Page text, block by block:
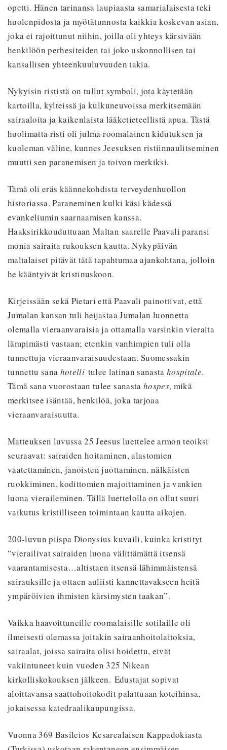
opetti. Hänen tarinansa laupiaasta samarialaisesta teki
huolenpidosta ja myötätunnosta kaikkia koskevan asian,
joka ei rajoittunut niihin, joilla oli yhteys kärsivään
henkilöön perhesiteiden tai joko uskonnollisen tai
kansallisen yhteenkuuluvuuden takia.
Nykyisin rististä on tullut symboli, jota käytetään
kartoilla, kylteissä ja kulkuneuvoissa merkitsemään
sairaaloita ja kaikenlaista lääketieteellistä apua. Tästä
huolimatta risti oli julma roomalainen kidutuksen ja
kuoleman väline, kunnes Jeesuksen ristiinnaulitseminen
muutti sen paranemisen ja toivon merkiksi.
Tämä oli eräs käännekohdista terveydenhuollon
historiassa. Paraneminen kulki käsi kädessä
evankeliumin saarnaamisen kanssa.
Haaksirikkouduttuaan Maltan saarelle Paavali paransi
monia sairaita rukouksen kautta. Nykypäivän
maltalaiset pitävät tätä tapahtumaa ajankohtana, jolloin
he kääntyivät kristinuskoon.
Kirjeissään sekä Pietari että Paavali painottivat, että
Jumalan kansan tuli heijastaa Jumalan luonnetta
olemalla vieraanvaraisia ja ottamalla varsinkin vieraita
lämpimästi vastaan; etenkin vanhimpien tuli olla
tunnettuja vieraanvaraisuudestaan. Suomessakin
tunnettu sana hotelli tulee latinan sanasta hospitale.
Tämä sana vuorostaan tulee sanasta hospes, mikä
merkitsee isäntää, henkilöä, joka tarjoaa
vieraanvaraisuutta.
Matteuksen luvussa 25 Jeesus luettelee armon teoiksi
seuraavat: sairaiden hoitaminen, alastomien
vaatettaminen, janoisten juottaminen, nälkäisten
ruokkiminen, kodittomien majoittaminen ja vankien
luona vieraileminen. Tällä luettelolla on ollut suuri
vaikutus kristilliseen toimintaan kautta aikojen.
200-luvun piispa Dionysius kuvaili, kuinka kristityt
“vierailivat sairaiden luona välittämättä itsensä
vaarantamisesta…altistaen itsensä lähimmäistensä
sairauksille ja ottaen auliisti kannettavakseen heitä
ympäröivien ihmisten kärsimysten taakan”.
Vaikka haavoittuneille roomalaisille sotilaille oli
ilmeisesti olemassa joitakin sairaanhoitolaitoksia,
sairaalat, joissa sairaita olisi hoidettu, eivät
vakiintuneet kuin vuoden 325 Nikean
kirkolliskokouksen jälkeen. Edustajat sopivat
aloittavansa saattohoitokodit palattuaan koteihinsa,
jokaisessa katedraalikaupungissa.
Vuonna 369 Basileios Kesarealaisen Kappadokiasta